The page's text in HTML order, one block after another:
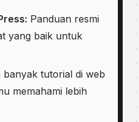
Panduan resmi
yang baik untuk
banyak tutorial di web
memahami lebih